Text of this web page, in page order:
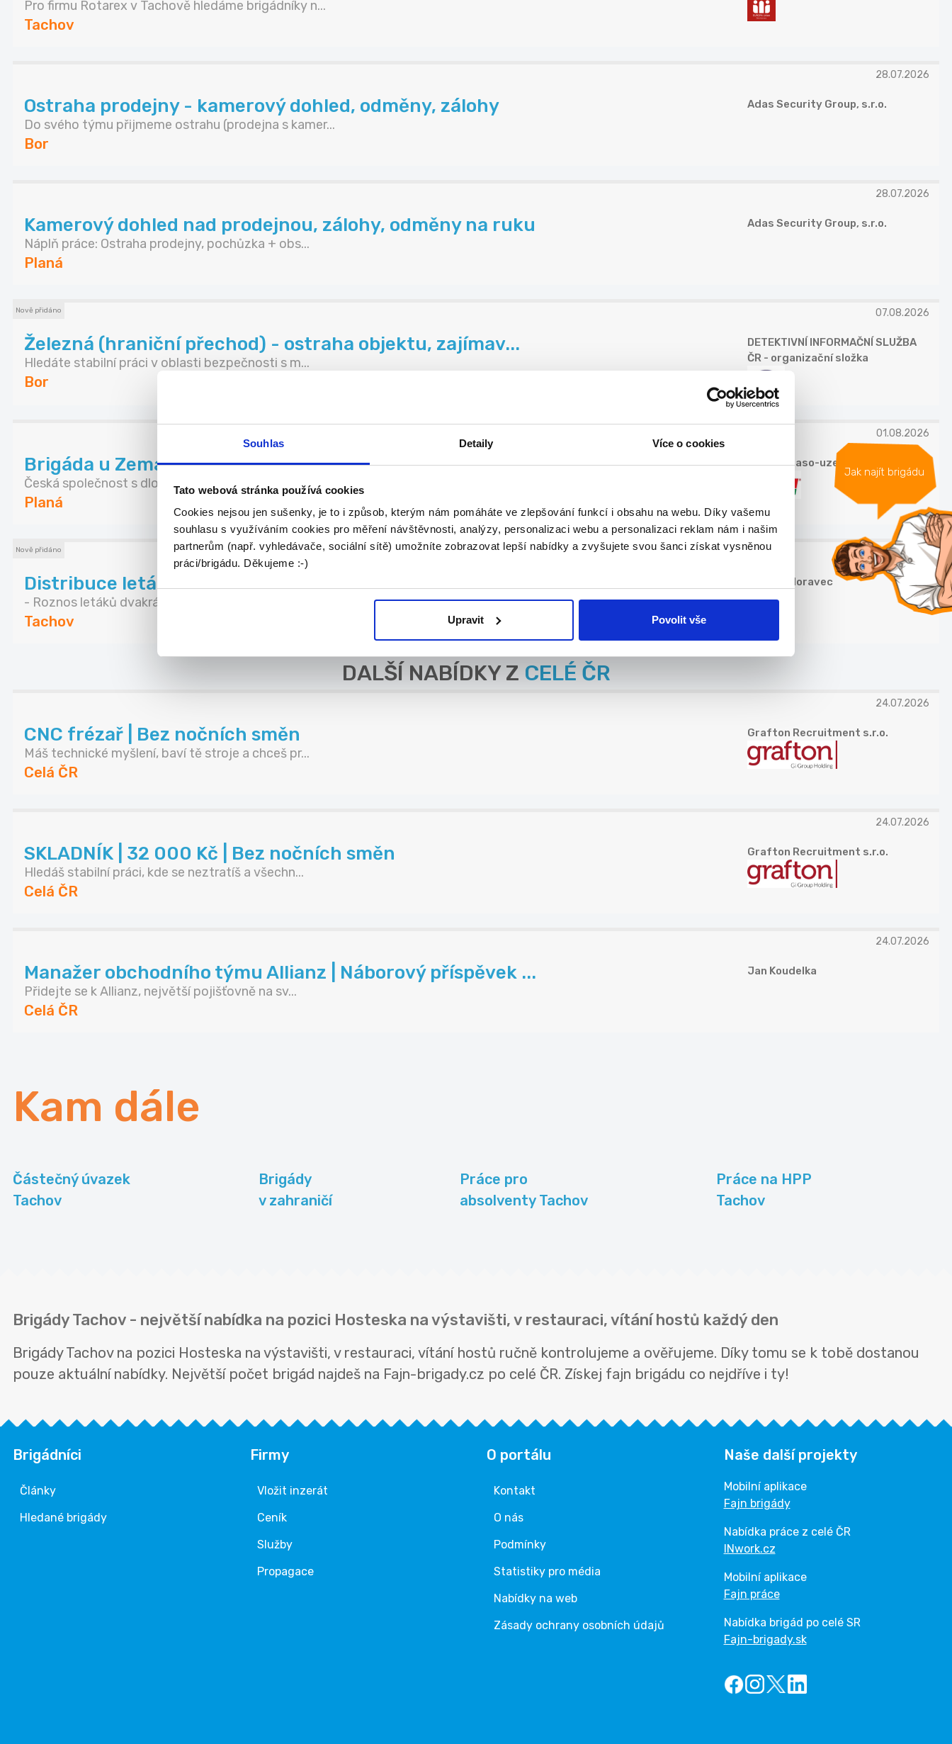
Souhlas Detaily Více o cookies
Tato webová stránka používá cookies
Cookies nejsou jen sušenky, je to i způsob, kterým nám pomáháte ve zlepšování funkcí i obsahu na webu. Díky vašemu
souhlasu s využíváním cookies pro měření návštěvnosti, analýzy, personalizaci webu a personalizaci reklam nám i našim
partnerům (např. vyhledávače, sociální sítě) umožníte zobrazovat lepší nabídky a zvyšujete svou šanci získat vysněnou
práci/brigádu. Děkujeme :-)
Upravit Povolit vše
Jak najít brigádu
Pro firmu Rotarex v Tachově hledáme brigádníky n...
Tachov
28.07.2026
Ostraha prodejny - kamerový dohled, odměny, zálohy
Do svého týmu přijmeme ostrahu (prodejna s kamer...
Bor
Adas Security Group, s.r.o.
28.07.2026
Kamerový dohled nad prodejnou, zálohy, odměny na ruku
Náplň práce: Ostraha prodejny, pochůzka + obs...
Planá
Adas Security Group, s.r.o.
Nově přidáno 07.08.2026
Železná (hraniční přechod) - ostraha objektu, zajímav...
Hledáte stabilní práci v oblasti bezpečnosti s m...
Bor
DETEKTIVNÍ INFORMAČNÍ SLUŽBA
ČR - organizační složka
01.08.2026
Brigáda u Zemana - Planá 200,-Kč/h
Česká společnost s dlouholetou tradicí Zeman mas...
Planá
ZEMAN maso-uzeniny, a.s.
Nově přidáno 07.08.2026
Distribuce letáků - Tachov
- Roznos letáků dvakrát týdně - Na každý roznos...
Tachov
Štěpán Moravec
DALŠÍ NABÍDKY Z CELÉ ČR
24.07.2026
CNC frézař | Bez nočních směn
Máš technické myšlení, baví tě stroje a chceš pr...
Celá ČR
Grafton Recruitment s.r.o.
24.07.2026
SKLADNÍK | 32 000 Kč | Bez nočních směn
Hledáš stabilní práci, kde se neztratíš a všechn...
Celá ČR
Grafton Recruitment s.r.o.
24.07.2026
Manažer obchodního týmu Allianz | Náborový příspěvek ...
Přidejte se k Allianz, největší pojišťovně na sv...
Celá ČR
Jan Koudelka
Kam dále
Částečný úvazek
Tachov
Brigády
v zahraničí
Práce pro
absolventy Tachov
Práce na HPP
Tachov
Brigády Tachov - největší nabídka na pozici Hosteska na výstavišti, v restauraci, vítání hostů každý den
Brigády Tachov na pozici Hosteska na výstavišti, v restauraci, vítání hostů ručně kontrolujeme a ověřujeme. Díky tomu se k tobě dostanou
pouze aktuální nabídky. Největší počet brigád najdeš na Fajn-brigady.cz po celé ČR. Získej fajn brigádu co nejdříve i ty!
Brigádníci
Články
Hledané brigády
Firmy
Vložit inzerát
Ceník
Služby
Propagace
O portálu
Kontakt
O nás
Podmínky
Statistiky pro média
Nabídky na web
Zásady ochrany osobních údajů
Naše další projekty
Mobilní aplikace
Fajn brigády
Nabídka práce z celé ČR
INwork.cz
Mobilní aplikace
Fajn práce
Nabídka brigád po celé SR
Fajn-brigady.sk